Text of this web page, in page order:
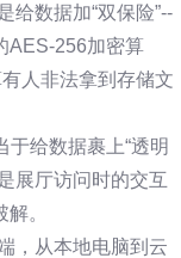
给数据加“双保险”--
AES-256加密算
人非法拿到存储文
给数据裹上“透明
展厅访问时的交互
。
，从本地电脑到云